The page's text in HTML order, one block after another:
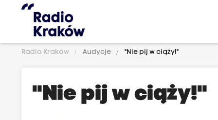
Radio Kraków Audycje "Nie pij w ciąży!"
"Nie pij w ciąży!"